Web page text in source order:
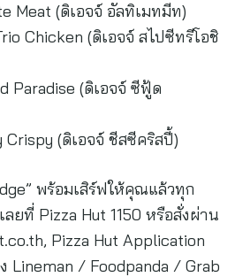
Meat (ดิเอจจ์ อัลทิเมทมีท)
Chicken (ดิเอจจ์ สไปซีทรีโอชิ
Paradise (ดิเอจจ์ ซีฟู้ด
Crispy (ดิเอจจ์ ชีสซีคริสปี้)
พร้อมเสิร์ฟให้คุณแล้วทุก
ยที่ Pizza Hut 1150 หรือสั่งผ่าน
Pizza Hut Application
Lineman / Foodpanda / Grab